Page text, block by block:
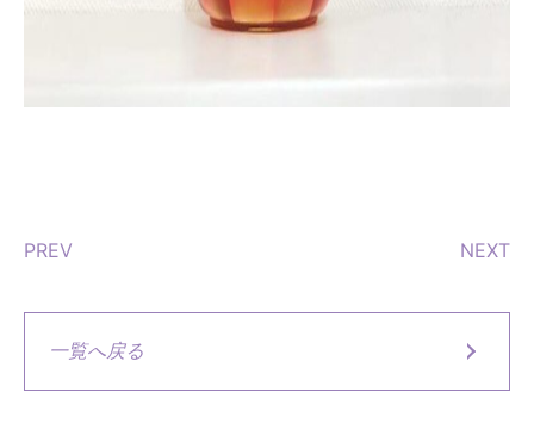
PREV NEXT
一覧へ戻る